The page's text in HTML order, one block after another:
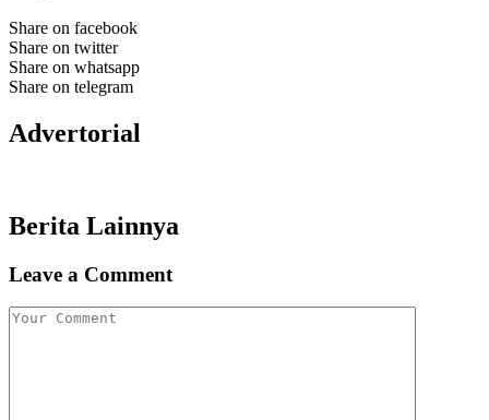
Share on facebook
Share on twitter
Share on whatsapp
Share on telegram
Advertorial
Berita Lainnya
Leave a Comment